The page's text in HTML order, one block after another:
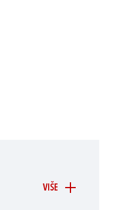
VIŠE